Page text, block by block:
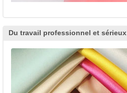
Du travail professionnel et sérieux